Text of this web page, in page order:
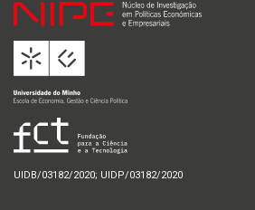
UIDB/03182/2020; UIDP/03182/2020